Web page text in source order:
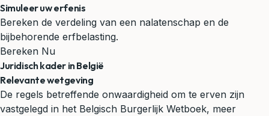
Simuleer uw erfenis
Bereken de verdeling van een nalatenschap en de
bijbehorende erfbelasting.
Bereken Nu
Juridisch kader in België
Relevante wetgeving
De regels betreffende onwaardigheid om te erven zijn
vastgelegd in het Belgisch Burgerlijk Wetboek, meer